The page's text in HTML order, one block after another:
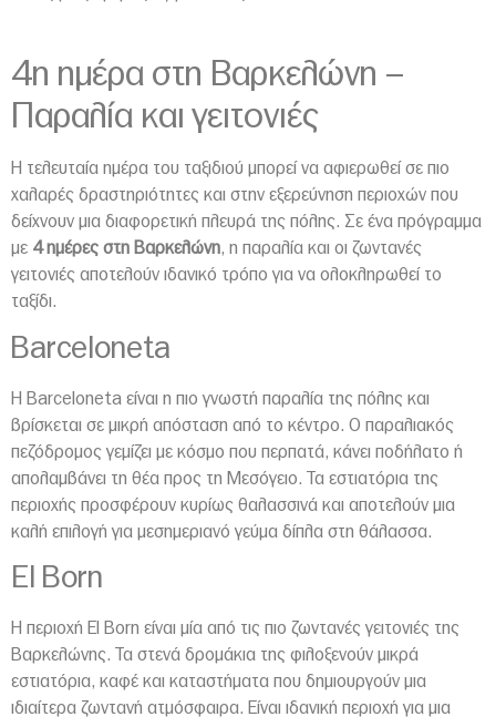
4η ημέρα στη Βαρκελώνη –
Παραλία και γειτονιές
Η τελευταία ημέρα του ταξιδιού μπορεί να αφιερωθεί σε πιο
χαλαρές δραστηριότητες και στην εξερεύνηση περιοχών που
δείχνουν μια διαφορετική πλευρά της πόλης. Σε ένα πρόγραμμα
με 4 ημέρες στη Βαρκελώνη, η παραλία και οι ζωντανές
γειτονιές αποτελούν ιδανικό τρόπο για να ολοκληρωθεί το
ταξίδι.
Barceloneta
Η Barceloneta είναι η πιο γνωστή παραλία της πόλης και
βρίσκεται σε μικρή απόσταση από το κέντρο. Ο παραλιακός
πεζόδρομος γεμίζει με κόσμο που περπατά, κάνει ποδήλατο ή
απολαμβάνει τη θέα προς τη Μεσόγειο. Τα εστιατόρια της
περιοχής προσφέρουν κυρίως θαλασσινά και αποτελούν μια
καλή επιλογή για μεσημεριανό γεύμα δίπλα στη θάλασσα.
El Born
Η περιοχή El Born είναι μία από τις πιο ζωντανές γειτονιές της
Βαρκελώνης. Τα στενά δρομάκια της φιλοξενούν μικρά
εστιατόρια, καφέ και καταστήματα που δημιουργούν μια
ιδιαίτερα ζωντανή ατμόσφαιρα. Είναι ιδανική περιοχή για μια